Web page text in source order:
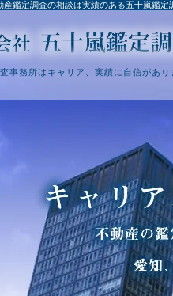
産鑑定調査の相談は実績のある五十嵐鑑定
事務所はキャリア、実績に自信があり